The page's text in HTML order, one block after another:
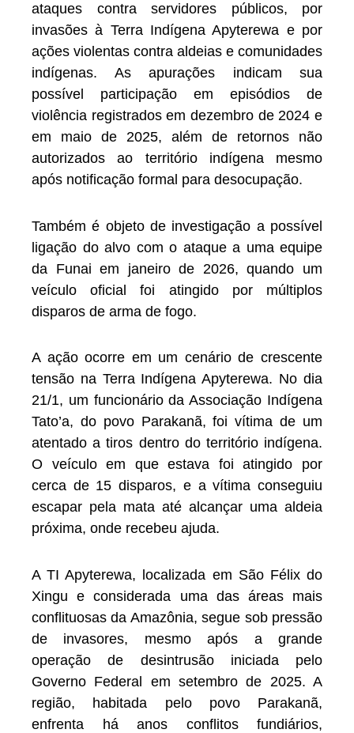
ataques contra servidores públicos, por
invasões à Terra Indígena Apyterewa e por
ações violentas contra aldeias e comunidades
indígenas. As apurações indicam sua
possível participação em episódios de
violência registrados em dezembro de 2024 e
em maio de 2025, além de retornos não
autorizados ao território indígena mesmo
após notificação formal para desocupação.
Também é objeto de investigação a possível
ligação do alvo com o ataque a uma equipe
da Funai em janeiro de 2026, quando um
veículo oficial foi atingido por múltiplos
disparos de arma de fogo.
A ação ocorre em um cenário de crescente
tensão na Terra Indígena Apyterewa. No dia
21/1, um funcionário da Associação Indígena
Tato’a, do povo Parakanã, foi vítima de um
atentado a tiros dentro do território indígena.
O veículo em que estava foi atingido por
cerca de 15 disparos, e a vítima conseguiu
escapar pela mata até alcançar uma aldeia
próxima, onde recebeu ajuda.
A TI Apyterewa, localizada em São Félix do
Xingu e considerada uma das áreas mais
conflituosas da Amazônia, segue sob pressão
de invasores, mesmo após a grande
operação de desintrusão iniciada pelo
Governo Federal em setembro de 2025. A
região, habitada pelo povo Parakanã,
enfrenta há anos conflitos fundiários,